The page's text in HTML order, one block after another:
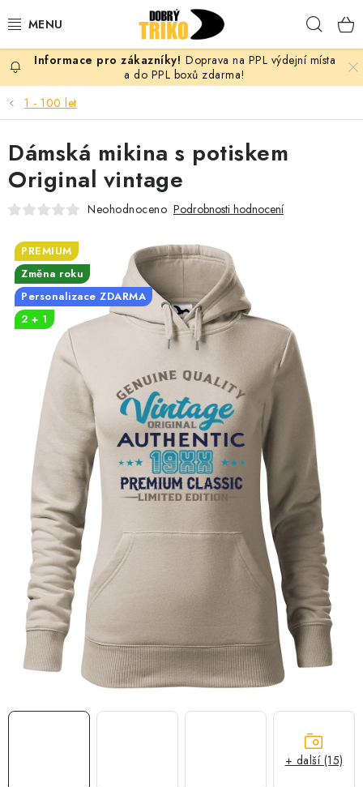
na
PRO ŽENY
PRO MUŽE
PRO DĚTI
DOPLŇKY
PRO PÁRY
VLASTNÍ MOTIV
TRIČKA
MIKINY
OKAMŽITĚ K ODBĚRU
B2B
MÁM SRDCE POMÁHÁM
VÁNOCE
PROVIZNÍ SYSTÉM
O nás Časté otázky
Obchodní podmínky
Zásady zpracování ochrany osobních údajů
Napište nám
Doprava na PPL výdejní místa
a do PPL boxů zdarma!
1 - 100 let
Dámská mikina s potiskem
Original vintage
Neohodnoceno Podrobnosti hodnocení
PREMIUM
Změna roku
Personalizace ZDARMA
2 + 1
+ další (15)